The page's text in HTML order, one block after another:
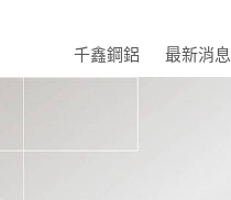
千鑫鋼鋁 最新消息